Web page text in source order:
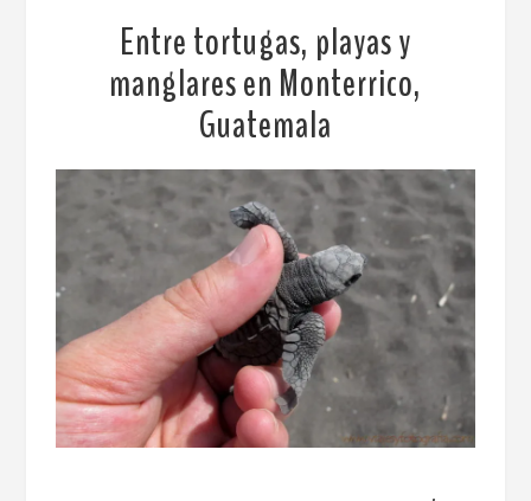
Entre tortugas, playas y
manglares en Monterrico,
Guatemala